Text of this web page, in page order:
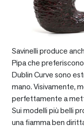
Savinelli produce
Pipa che
Dublin Curve sono
mano. Visivamente,
perfettamente a
Sui modelli più belli
una fiamma ben